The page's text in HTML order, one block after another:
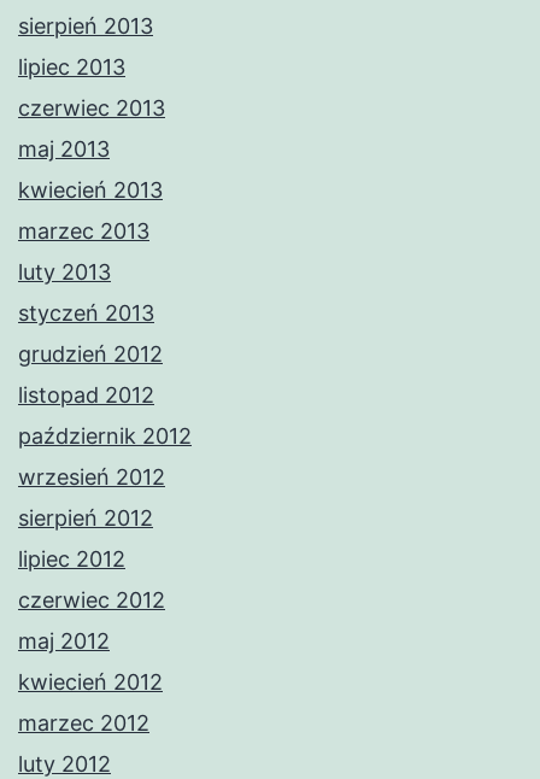
sierpień 2013
lipiec 2013
czerwiec 2013
maj 2013
kwiecień 2013
marzec 2013
luty 2013
styczeń 2013
grudzień 2012
listopad 2012
październik 2012
wrzesień 2012
sierpień 2012
lipiec 2012
czerwiec 2012
maj 2012
kwiecień 2012
marzec 2012
luty 2012